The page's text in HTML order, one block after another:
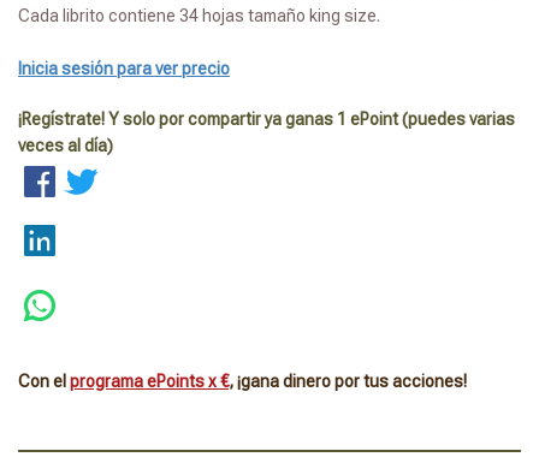
Cada librito contiene 34 hojas tamaño king size.
Inicia sesión para ver precio
¡Regístrate! Y solo por compartir ya ganas 1 ePoint (puedes varias
veces al día)
Con el programa ePoints x €, ¡gana dinero por tus acciones!